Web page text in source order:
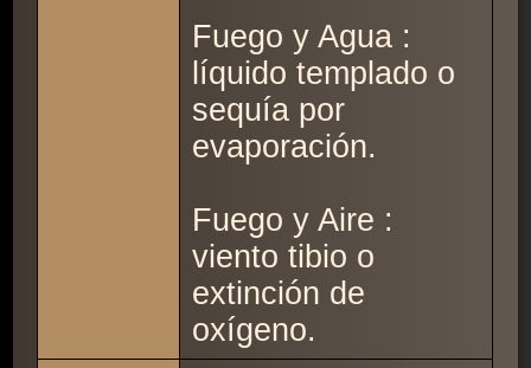
Fuego y Agua :
líquido templado o
sequía por
evaporación.
Fuego y Aire :
viento tibio o
extinción de
oxígeno.